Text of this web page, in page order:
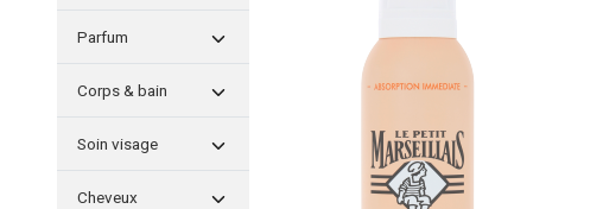
Parfum
Corps & bain
Soin visage
Cheveux